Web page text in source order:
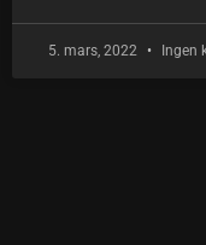
5. mars, 2022 Ingen